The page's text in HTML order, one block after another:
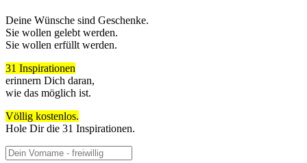
Deine Wünsche sind Geschenke.
Sie wollen gelebt werden.
Sie wollen erfüllt werden.
31 Inspirationen
erinnern Dich daran,
wie das möglich ist.
Völlig kostenlos.
Hole Dir die 31 Inspirationen.